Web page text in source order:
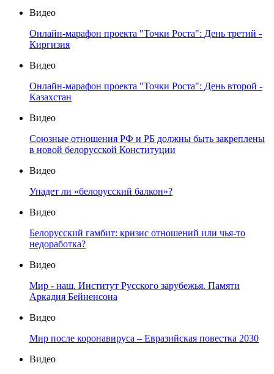
Видео
Онлайн-марафон проекта "Точки Роста": День третий -
Киргизия
Видео
Онлайн-марафон проекта "Точки Роста": День второй -
Казахстан
Видео
Союзные отношения РФ и РБ должны быть закреплены
в новой белорусской Конституции
Видео
Упадет ли «белорусский балкон»?
Видео
Белорусский гамбит: кризис отношений или чья-то
недоработка?
Видео
Мир - наш. Институт Русского зарубежья. Памяти
Аркадия Бейненсона
Видео
Мир после коронавируса – Евразийская повестка 2030
Видео